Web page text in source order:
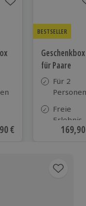
Preis
€
BESTSELLER
Geschenkbox
für Paare
Für 2
Personen
Freie
Erlebnis-
Auswahl